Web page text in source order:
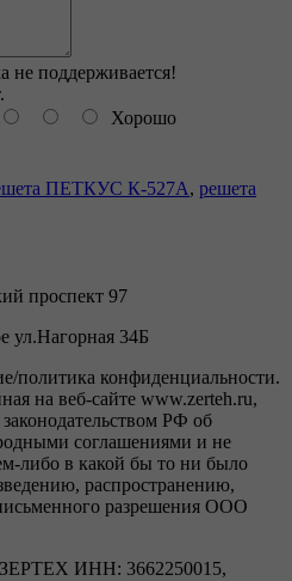
не поддерживается!
Хорошо
ПЕТКУС К-527А, решета
проспект 97
ул.Нагорная 34Б
политика конфиденциальности.
на веб-сайте www.zerteh.ru,
законодательством РФ об
соглашениями и не
либо в какой бы то ни было
распространению,
разрешения ООО
ИНН: 3662250015,